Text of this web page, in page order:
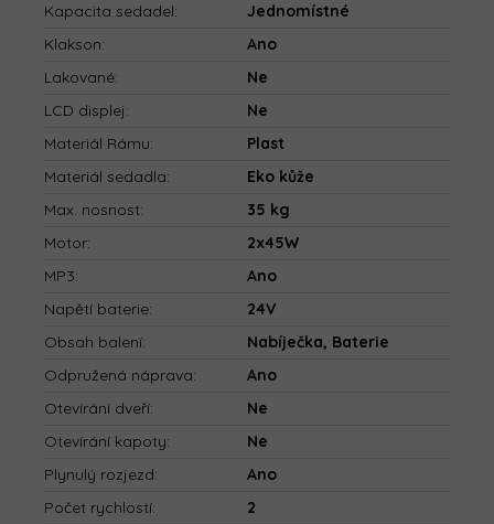
Kapacita sedadel:
Jednomístné
Klakson:
Ano
Lakované:
Ne
LCD displej:
Ne
Materiál Rámu:
Plast
Materiál sedadla:
Eko kůže
Max. nosnost:
35 kg
Motor:
2x45W
MP3:
Ano
Napětí baterie:
24V
Obsah balení:
Nabíječka, Baterie
Odpružená náprava:
Ano
Otevírání dveří:
Ne
Otevírání kapoty:
Ne
Plynulý rozjezd:
Ano
Počet rychlostí:
2